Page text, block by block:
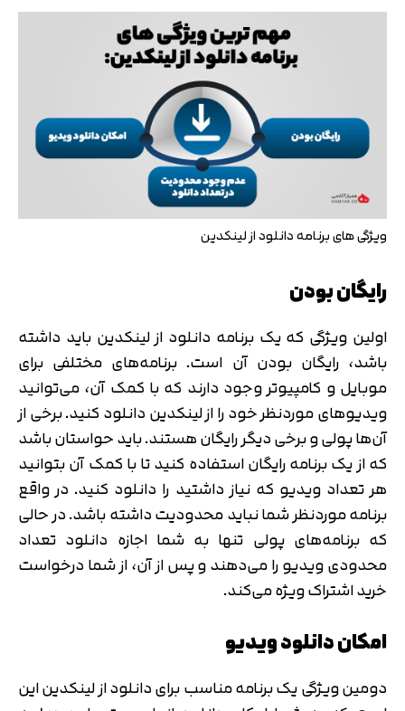
ویژگی های برنامه دانلود از لینکدین
رایگان بودن
اولین ویژگی که یک برنامه دانلود از لینکدین باید داشته
باشد، رایگان بودن آن است. برنامه‌های مختلفی برای
موبایل و کامپیوتر وجود دارند که با کمک آن، می‌توانید
ویدیوهای موردنظر خود را از لینکدین دانلود کنید. برخی از
آن‌ها پولی و برخی دیگر رایگان هستند. باید حواستان باشد
که از یک برنامه رایگان استفاده کنید تا با کمک آن بتوانید
هر تعداد ویدیو که نیاز داشتید را دانلود کنید. در واقع
برنامه موردنظر شما نباید محدودیت داشته باشد. در حالی
که برنامه‌های پولی تنها به شما اجازه دانلود تعداد
محدودی ویدیو را می‌دهند و پس از آن، از شما درخواست
خرید اشتراک ویژه می‌کند.
امکان دانلود ویدیو
دومین ویژگی یک برنامه مناسب برای دانلود از لینکدین این